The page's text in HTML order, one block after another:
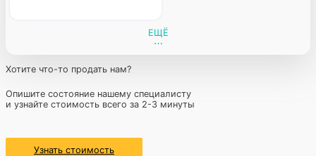
ЕЩЁ
Хотите что-то продать нам?
Опишите состояние нашему специалисту
и узнайте стоимость всего за 2-3 минуты
Узнать стоимость